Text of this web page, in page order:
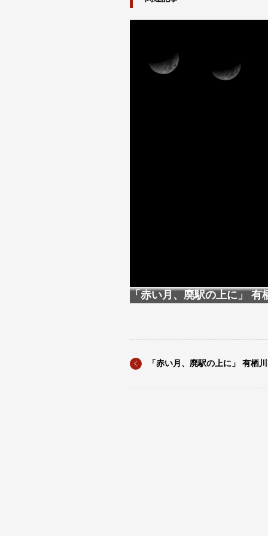
「赤い月、廃駅の上に」 有
「赤い月、廃駅の上に」 有栖